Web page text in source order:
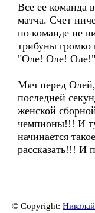
Все ее команда
матча. Счет
по команде не
трибуны громко
"Оле! Оле! Оле!"
Мяч перед
последней
женской
чемпионы!!! И
начинается
рассказать!!! И
© Copyright: